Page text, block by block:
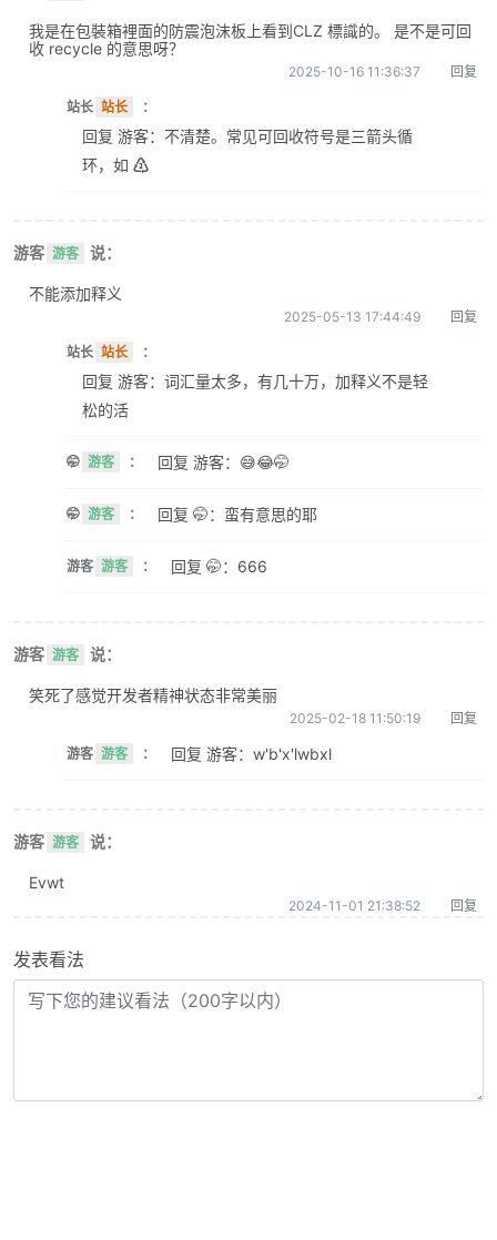
我是在包裝箱裡面的防震泡沫板上看到CLZ 標識的。 是不是可回
收 recycle 的意思呀？
2025-10-16 11:36:37 回复
站长 站长 ：
回复 游客：不清楚。常见可回收符号是三箭头循
环，如 ♴
游客 游客 说：
不能添加释义
2025-05-13 17:44:49 回复
站长 站长 ：
回复 游客：词汇量太多，有几十万，加释义不是轻
松的活
🤭 游客 ： 回复 游客：😅😂🤭
🤭 游客 ： 回复 🤭：蛮有意思的耶
游客 游客 ： 回复 🤭：666
游客 游客 说：
笑死了感觉开发者精神状态非常美丽
2025-02-18 11:50:19 回复
游客 游客 ： 回复 游客：w'b'x'lwbxl
游客 游客 说：
Evwt
2024-11-01 21:38:52 回复
发表看法